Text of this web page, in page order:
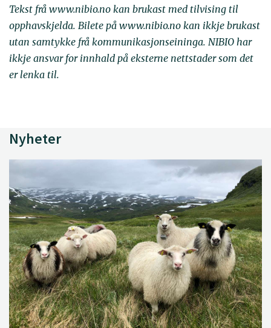
Tekst frå www.nibio.no kan brukast med tilvising til
opphavskjelda. Bilete på www.nibio.no kan ikkje brukast
utan samtykke frå kommunikasjonseininga. NIBIO har
ikkje ansvar for innhald på eksterne nettstader som det
er lenka til.
Nyheter